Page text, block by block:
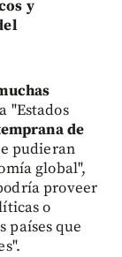
y
"Estados
de
pudieran
global",
proveer
o
países que